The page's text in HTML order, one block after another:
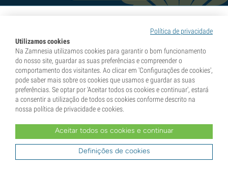
Pioneiros em experiências naturais
Categorias
Política de privacidade
Utilizamos cookies
Na Zamnesia utilizamos cookies para garantir o bom funcionamento
do nosso site, guardar as suas preferências e compreender o
comportamento dos visitantes. Ao clicar em 'Configurações de cookies',
pode saber mais sobre os cookies que usamos e guardar as suas
preferências. Se optar por 'Aceitar todos os cookies e continuar', estará
a consentir a utilização de todos os cookies conforme descrito na
nossa política de privacidade e cookies.
Aceitar todos os cookies e continuar
Definições de cookies